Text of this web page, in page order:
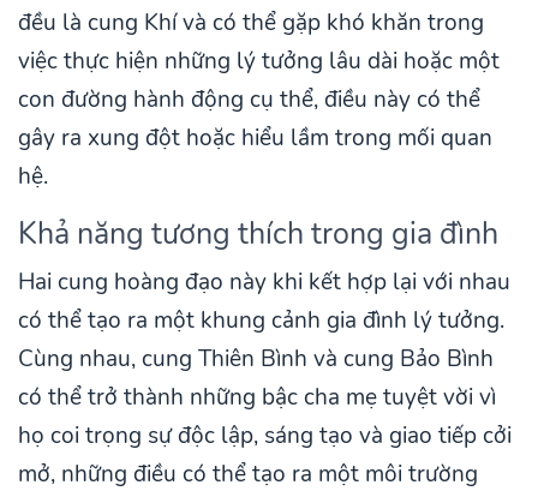
đều là cung Khí và có thể gặp khó khăn trong
việc thực hiện những lý tưởng lâu dài hoặc một
con đường hành động cụ thể, điều này có thể
gây ra xung đột hoặc hiểu lầm trong mối quan
hệ.
Khả năng tương thích trong gia đình
Hai cung hoàng đạo này khi kết hợp lại với nhau
có thể tạo ra một khung cảnh gia đình lý tưởng.
Cùng nhau, cung Thiên Bình và cung Bảo Bình
có thể trở thành những bậc cha mẹ tuyệt vời vì
họ coi trọng sự độc lập, sáng tạo và giao tiếp cởi
mở, những điều có thể tạo ra một môi trường